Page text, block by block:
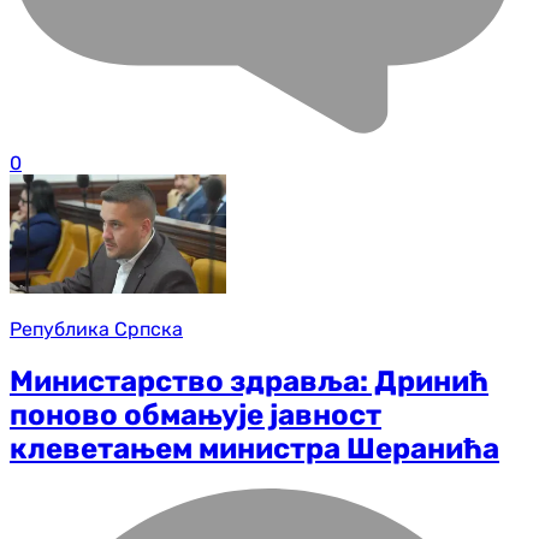
0
Република Српска
Министарство здравља: Дринић
поново обмањује јавност
клеветањем министра Шеранића